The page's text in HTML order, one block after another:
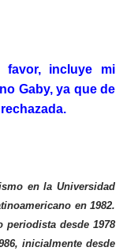
favor, incluye mi
Gaby, ya que de
en la Universidad
en 1982.
periodista desde 1978
inicialmente desde